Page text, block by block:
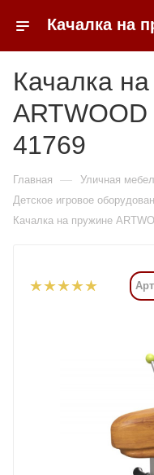
Качалка
ARTWOOD
41769
Главная — Уличная
Детское игровое
Качалка на пружине